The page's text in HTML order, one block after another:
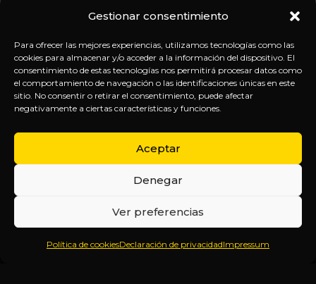
Gestionar consentimiento
Para ofrecer las mejores experiencias, utilizamos tecnologías como las
cookies para almacenar y/o acceder a la información del dispositivo. El
consentimiento de estas tecnologías nos permitirá procesar datos como
el comportamiento de navegación o las identificaciones únicas en este
sitio. No consentir o retirar el consentimiento, puede afectar
negativamente a ciertas características y funciones.
Aceptar
Denegar
Ver preferencias
Política de cookiesDeclaración de privacidadImpressum
Mantente informado
sobre la agenda de
eventos, nuevas
publicaciones y
actualizaciones de tu
suscripción.
Inicio
Sobre
Política
de
SÍGUENOS